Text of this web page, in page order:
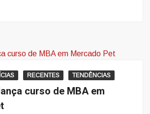
RECENTES TENDÊNCIAS
curso de MBA em